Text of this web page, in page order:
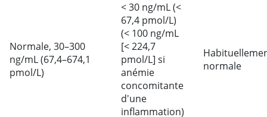
Normale, 30–300
ng/mL (67,4–674,1
pmol/L)
<30 ng/mL (<
67,4 pmol/L)
(< 100 ng/mL
[< 224,7
pmol/L] si
anémie
concomitante
d'une
inflammation)
normale